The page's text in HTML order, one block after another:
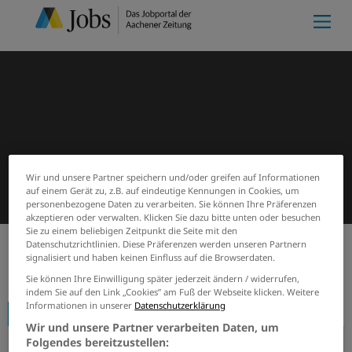
Start Firmenprofile Städtische Entwicklungsges.
Wir und unsere Partner speichern und/oder greifen auf Informationen
auf einem Gerät zu, z.B. auf eindeutige Kennungen in Cookies, um
personenbezogene Daten zu verarbeiten. Sie können Ihre Präferenzen
akzeptieren oder verwalten. Klicken Sie dazu bitte unten oder besuchen
Sie zu einem beliebigen Zeitpunkt die Seite mit den
Datenschutzrichtlinien. Diese Präferenzen werden unseren Partnern
signalisiert und haben keinen Einfluss auf die Browserdaten.
Sie können Ihre Einwilligung später jederzeit ändern / widerrufen,
indem Sie auf den Link „Cookies” am Fuß der Webseite klicken. Weitere
Informationen in unserer Datenschutzerklärung
Wir und unsere Partner verarbeiten Daten, um
Folgendes bereitzustellen: